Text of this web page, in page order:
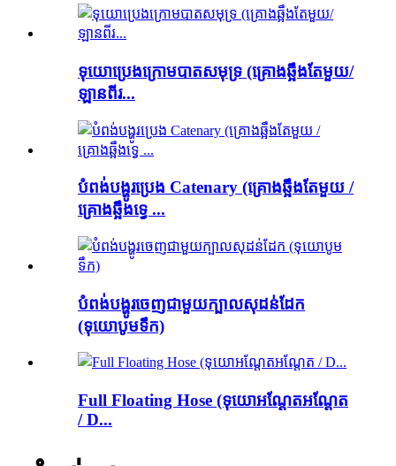
ទុយោប្រេងក្រោមបាតសមុទ្រ (គ្រោងឆ្អឹងតែមួយ/
ឡានពីរ...
បំពង់បង្ហូរប្រេង Catenary (គ្រោងឆ្អឹងតែមួយ /
គ្រោងឆ្អឹងទ្វេ ...
បំពង់បង្ហូរចេញជាមួយក្បាលសុដន់ដែក
(ទុយោបូមទឹក)
Full Floating Hose (ទុយោអណ្តែតអណ្តែត
/ D...